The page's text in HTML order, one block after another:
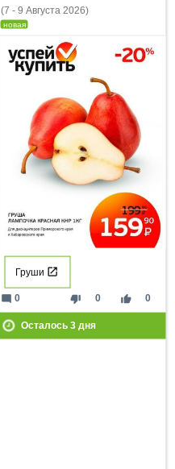
(7 - 9 Августа 2026)
новая
Груши
thumb_down 0 thumb_up 0
mode_comment 0
Осталось 3дня